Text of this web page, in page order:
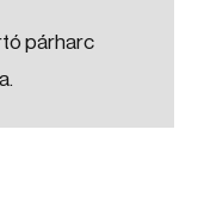
párharc